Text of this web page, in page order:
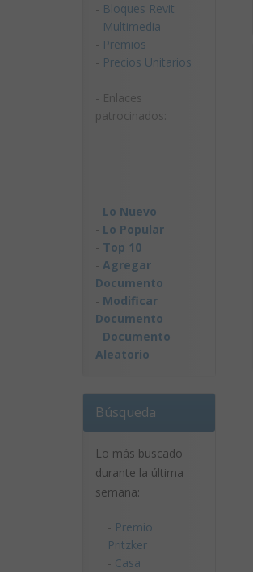
- Bloques Revit
- Multimedia
- Premios
- Precios Unitarios
- Enlaces
patrocinados:
- Lo Nuevo
- Lo Popular
- Top 10
- Agregar
Documento
- Modificar
Documento
- Documento
Aleatorio
Búsqueda
Lo más buscado
durante la última
semana:
- Premio
Pritzker
- Casa